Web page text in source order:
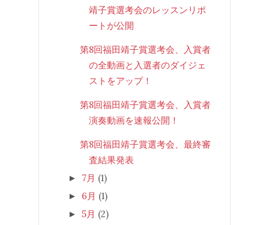
靖子賞選考会のレッスンリポ
ートが公開
第8回福田靖子賞選考会、入賞者
の全動画と入選者のダイジェ
ストをアップ！
第8回福田靖子賞選考会、入賞者
演奏動画を速報公開！
第8回福田靖子賞選考会、最終審
査結果発表
► 7月 (1)
► 6月 (1)
► 5月 (2)